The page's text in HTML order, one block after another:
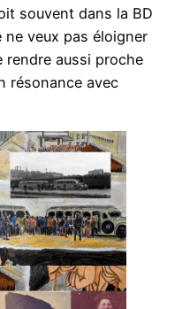
souvent dans la BD
veux pas éloigner
rendre aussi proche
résonance avec